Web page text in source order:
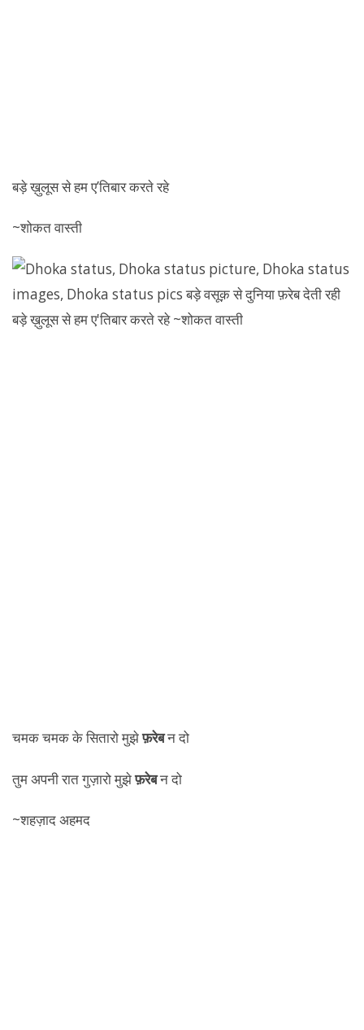
बड़े ख़ुलूस से हम ए’तिबार करते रहे
~शोकत वास्ती
चमक चमक के सितारो मुझेफ़रेबन दो
तुम अपनी रात गुज़ारो मुझेफ़रेबन दो
~शहज़ाद अहमद